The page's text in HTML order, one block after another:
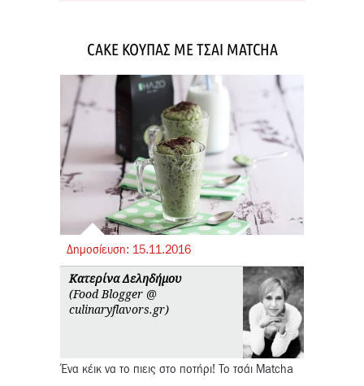
CAKE ΚΟΥΠΑΣ ΜΕ ΤΣΑΙ MATCHA
Δημοσίευση: 15.11.2016
Κατερίνα Δεληδήμου
(Food Blogger @
culinaryflavors.gr)
Ένα κέικ να το πιεις στο ποτήρι! Το τσάι Matcha